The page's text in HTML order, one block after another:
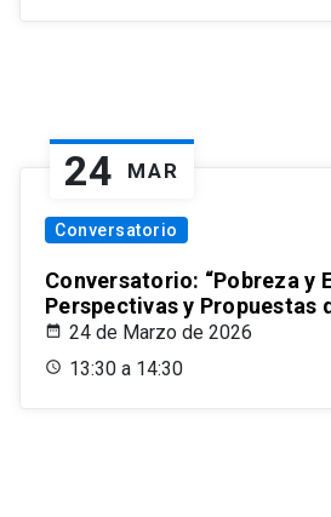
24 MAR
Conversatorio
Conversatorio: “Pobreza y
Perspectivas y Propuestas
24 de Marzo de 2026
13:30 a 14:30